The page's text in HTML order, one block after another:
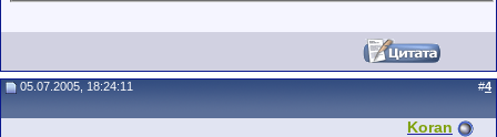
05.07.2005, 18:24:11 #4
Koran